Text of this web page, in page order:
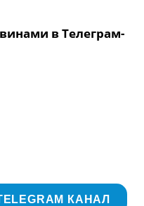
в Телеграм-
КАНАЛ